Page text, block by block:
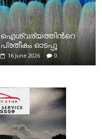
ഐശ്വര്യത്തിന്‍റെ
പ്രതീകം ഓടപ്പൂ
16 June 2026 0